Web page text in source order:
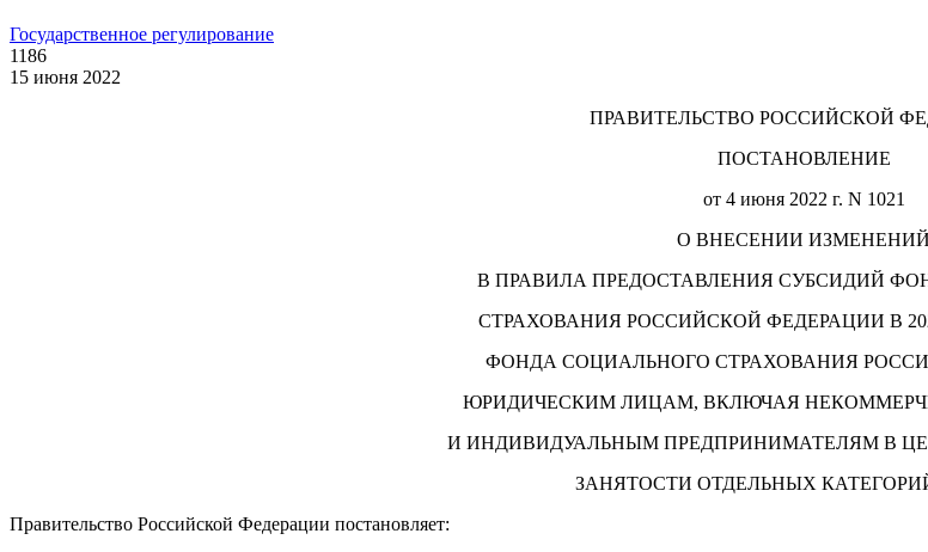
Государственное регулирование
1186
15 июня 2022
ПРАВИТЕЛЬСТВО РОССИЙСКОЙ
ПОСТАНОВЛЕНИЕ
от 4 июня 2022 г. N 1021
О ВНЕСЕНИИ ИЗМЕНЕНИЙ
В ПРАВИЛА ПРЕДОСТАВЛЕНИЯ СУБСИДИЙ
СТРАХОВАНИЯ РОССИЙСКОЙ ФЕДЕРАЦИИ В
ФОНДА СОЦИАЛЬНОГО СТРАХОВАНИЯ
ЮРИДИЧЕСКИМ ЛИЦАМ, ВКЛЮЧАЯ
И ИНДИВИДУАЛЬНЫМ ПРЕДПРИНИМАТЕЛЯМ В
ЗАНЯТОСТИ ОТДЕЛЬНЫХ
Правительство Российской Федерации постановляет: